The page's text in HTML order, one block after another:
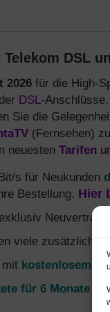
Telekom DSL
2026 für die High-
DSL-
Sie die
(Fernsehen)
neuesten Tarifen
s für Neukunden
Bestellung. Hier
Neuvertrag
viele zusätzliche
kostenlosem
für 6 Monate